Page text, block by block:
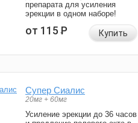
препарата для усиления
эрекции в одном наборе!
от 115Р Купить
Супер Сиалис
20мг + 60мг
Усиление эрекции до 36 часов